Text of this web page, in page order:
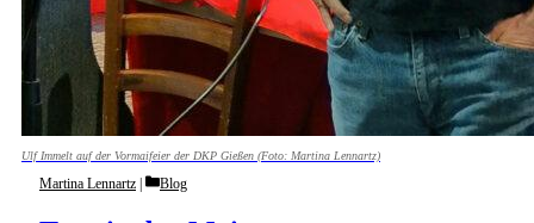
Ulf Immelt auf der Vormaifeier der DKP Gießen (Foto: Martina Lennartz)
Martina Lennartz Categories
Blog